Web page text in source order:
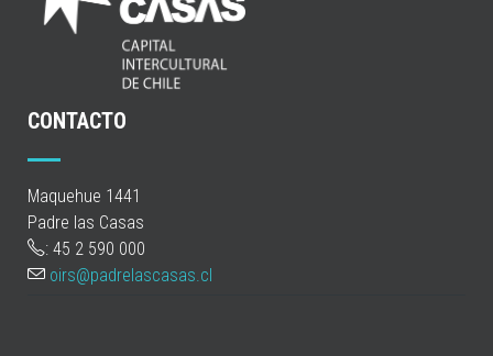
CONTACTO
Maquehue 1441
Padre las Casas
: 45 2 590 000
oirs@padrelascasas.cl